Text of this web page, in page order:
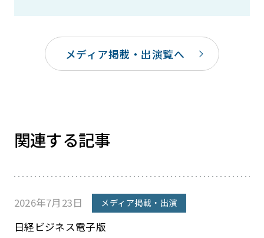
メディア掲載・出演覧へ
関連する記事
2026年7月23日 メディア掲載・出演
日経ビジネス電子版